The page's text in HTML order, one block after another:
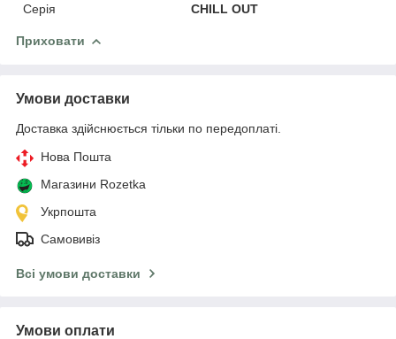
Серія
CHILL OUT
Приховати
Умови доставки
Доставка здійснюється тільки по передоплаті.
Нова Пошта
Магазини Rozetka
Укрпошта
Самовивіз
Всі умови доставки
Умови оплати